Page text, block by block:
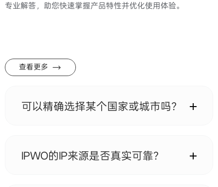
专业解答，助您快速掌握产品特性并优化使用体验。
查看更多
可以精确选择某个国家或城市吗？
真实网络环境。
IPWO的IP来源是否真实可靠？